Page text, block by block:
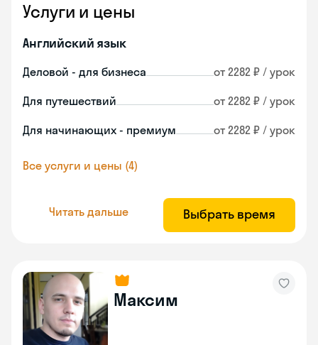
Услуги и цены
Английский язык
Деловой - для бизнеса от 2282 ₽ / урок
Для путешествий от 2282 ₽ / урок
Для начинающих - премиум от 2282 ₽ / урок
Все услуги и цены (4)
Читать дальше Выбрать время
Максим